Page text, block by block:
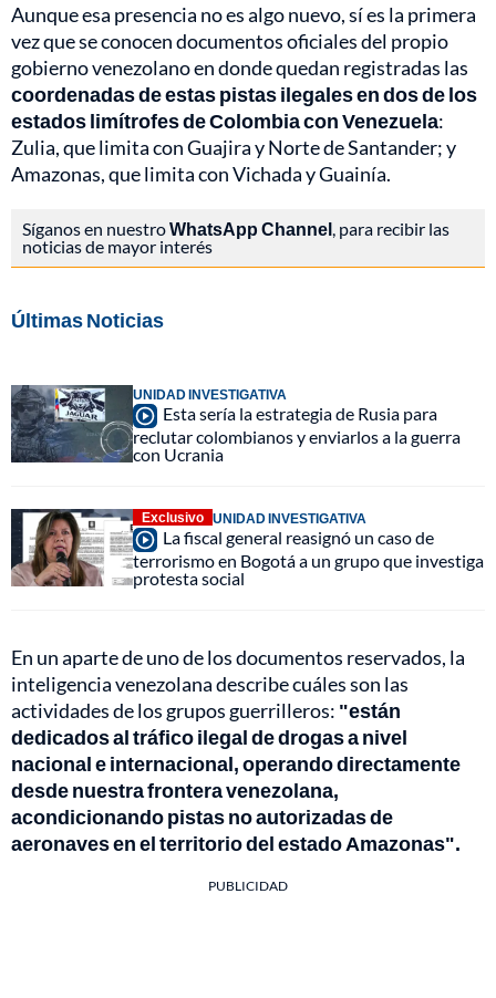
Aunque esa presencia no es algo nuevo, sí es la primera
vez que se conocen documentos oficiales del propio
gobierno venezolano en donde quedan registradas las
coordenadas de estas pistas ilegales en dos de los
estados limítrofes de Colombia con Venezuela:
Zulia, que limita con Guajira y Norte de Santander; y
Amazonas, que limita con Vichada y Guainía.
Síganos en nuestroWhatsApp Channel , para recibir las
noticias de mayor interés
Últimas Noticias
UNIDAD INVESTIGATIVA
Esta sería la estrategia de Rusia para
reclutar colombianos y enviarlos a la guerra
con Ucrania
Exclusivo UNIDAD INVESTIGATIVA
La fiscal general reasignó un caso de
terrorismo en Bogotá a un grupo que investiga
protesta social
En un aparte de uno de los documentos reservados, la
inteligencia venezolana describe cuáles son las
actividades de los grupos guerrilleros: "están
dedicados al tráfico ilegal de drogas a nivel
nacional e internacional, operando directamente
desde nuestra frontera venezolana,
acondicionando pistas no autorizadas de
aeronaves en el territorio del estado Amazonas".
PUBLICIDAD